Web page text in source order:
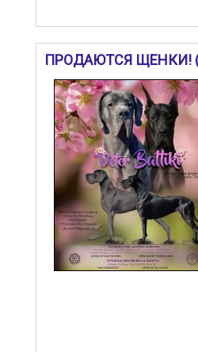
ПРОДАЮТСЯ ЩЕНКИ!